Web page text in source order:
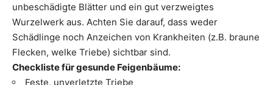
unbeschädigte Blätter und ein gut verzweigtes
Wurzelwerk aus. Achten Sie darauf, dass weder
Schädlinge noch Anzeichen von Krankheiten (z.B. braune
Flecken, welke Triebe) sichtbar sind.
Checkliste für gesunde Feigenbäume:
Feste, unverletzte Triebe